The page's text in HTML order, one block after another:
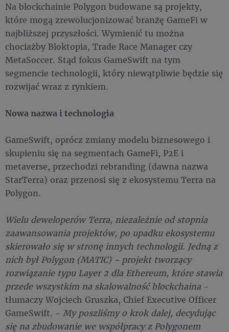
Na blockchainie Polygon budowane są projekty,
które mogą zrewolucjonizować branżę GameFi w
najbliższej przyszłości. Wymienić tu można
chociażby Bloktopia, Trade Race Manager czy
MetaSoccer. Stąd fokus GameSwift na tym
segmencie technologii, który niewątpliwie będzie się
rozwijać wraz z rynkiem.
Nowa nazwa i technologia
GameSwift, oprócz zmiany modelu biznesowego i
skupieniu się na segmentach GameFi, P2E i
metaverse, przechodzi rebranding (dawna nazwa
StarTerra) oraz przenosi się z ekosystemu Terra na
Polygon.
Wielu deweloperów Terra, niezależnie od stopnia
zaawansowania projektów, po upadku ekosystemu
skierowało się w stronę innych technologii. Jedną z
nich był Polygon (MATIC) - projekt tworzący
rozwiązanie typu Layer 2 dla Ethereum, które stawia
przede wszystkim na skalowalność blockchaina -
tłumaczy Wojciech Gruszka, Chief Executive Officer
GameSwift. - My poszliśmy o krok dalej, decydując
się na zbudowanie we współpracy z Polygonem